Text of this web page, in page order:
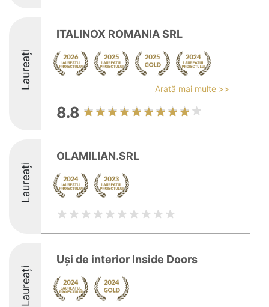
Laureați
ITALINOX ROMANIA SRL
Arată mai multe >>
8.8
Laureați
OLAMILIAN.SRL
Laureați
Uși de interior Inside Doors